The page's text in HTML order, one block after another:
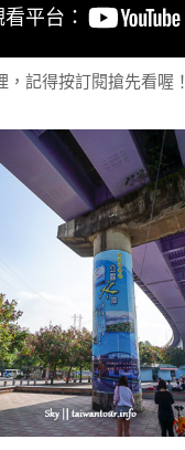
記得按訂閱搶先看喔！